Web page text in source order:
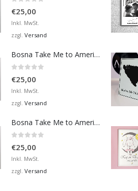
€25,00
Inkl. MwSt.
zzgl. Versand
Bosna Take Me to America Navijačka Majica 4
€25,00
Inkl. MwSt.
zzgl. Versand
Bosna Take Me to America Navijačka Majica 2
€25,00
Inkl. MwSt.
zzgl. Versand